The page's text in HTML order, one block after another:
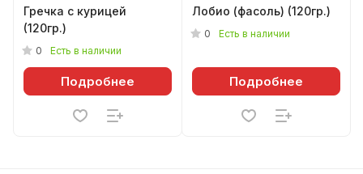
Гречка с курицей
(120гр.)
0 Есть в наличии
Подробнее
Лобио (фасоль) (120гр.)
0 Есть в наличии
Подробнее